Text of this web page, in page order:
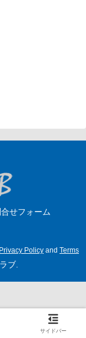
せフォーム
Privacy Policy and Terms
ブ.
サイドバー